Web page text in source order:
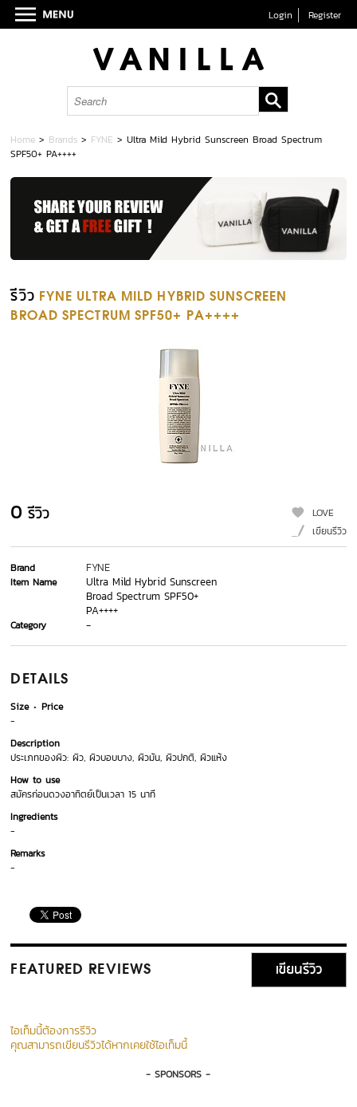
Login Register
Home > Brands > FYNE >Ultra Mild Hybrid Sunscreen Broad Spectrum
SPF50+ PA++++
รีวิว FYNE ULTRA MILD HYBRID SUNSCREEN
BROAD SPECTRUM SPF50+ PA++++
0 รีวิว
LOVE
เขียนรีวิว
Brand FYNE
Item Name
Ultra Mild Hybrid Sunscreen
Broad Spectrum SPF50+
PA++++
Category -
DETAILS
Size
Price
-
Description
ประเภทของผิว: ผิว, ผิวบอบบาง, ผิวมัน, ผิวปกติ, ผิวแห้ง
How to use
สมัครก่อนดวงอาทิตย์เป็นเวลา 15 นาที
Ingredients
-
Remarks
-
FEATURED REVIEWS เขียนรีวิว
ไอเท็มนี้ต้องการรีวิว
คุณสามารถเขียนรีวิวได้หากเคยใช้ไอเท็มนี้
- SPONSORS -